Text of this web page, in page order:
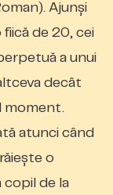
Ajunşi
de 20, cei
a unui
decât
moment.
atunci când
o
copil de la